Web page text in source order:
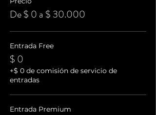
De $ 0 a $ 30.000
Entrada Free
$ 0
+$ 0 de comisión de servicio de
entradas
Entrada Premium